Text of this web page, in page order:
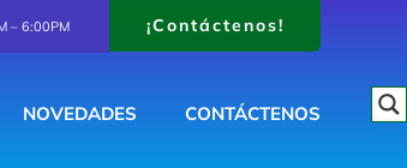
– 6:00PM ¡Contáctenos!
NOVEDADES CONTÁCTENOS